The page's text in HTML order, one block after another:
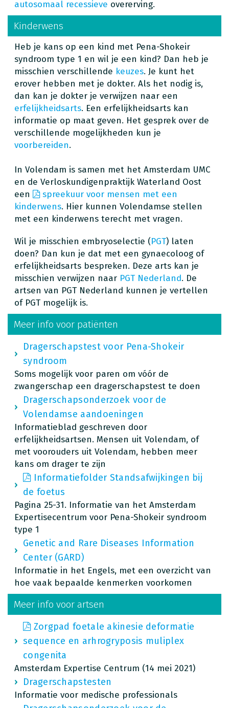
autosomaal recessieve overerving.
Kinderwens
Heb je kans op een kind met Pena-Shokeir
syndroom type 1 en wil je een kind? Dan heb je
misschien verschillende keuzes. Je kunt het
erover hebben met je dokter. Als het nodig is,
dan kan je dokter je verwijzen naar een
erfelijkheidsarts. Een erfelijkheidsarts kan
informatie op maat geven. Het gesprek over de
verschillende mogelijkheden kun je
voorbereiden.
In Volendam is samen met het Amsterdam UMC
en de Verloskundigenpraktijk Waterland Oost
een
spreekuur voor mensen met een
kinderwens. Hier kunnen Volendamse stellen
met een kinderwens terecht met vragen.
Wil je misschien embryoselectie (PGT) laten
doen? Dan kun je dat met een gynaecoloog of
erfelijkheidsarts bespreken. Deze arts kan je
misschien verwijzen naar PGT Nederland. De
artsen van PGT Nederland kunnen je vertellen
of PGT mogelijk is.
Meer info voor patiënten
Dragerschapstest voor Pena-Shokeir
syndroom
Soms mogelijk voor paren om vóór de
zwangerschap een dragerschapstest te doen
Dragerschapsonderzoek voor de
Volendamse aandoeningen
Informatieblad geschreven door
erfelijkheidsartsen. Mensen uit Volendam, of
met voorouders uit Volendam, hebben meer
kans om drager te zijn
Informatiefolder Standsafwijkingen bij
de foetus
Pagina 25-31. Informatie van het Amsterdam
Expertisecentrum voor Pena-Shokeir syndroom
type 1
Genetic and Rare Diseases Information
Center (GARD)
Informatie in het Engels, met een overzicht van
hoe vaak bepaalde kenmerken voorkomen
Meer info voor artsen
Zorgpad foetale akinesie deformatie
sequence en arhrogryposis muliplex
congenita
Amsterdam Expertise Centrum (14 mei 2021)
Dragerschapstesten
Informatie voor medische professionals